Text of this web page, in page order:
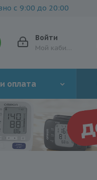
с 9:00 до 20:00
Войти
Мой кабинет
оплата